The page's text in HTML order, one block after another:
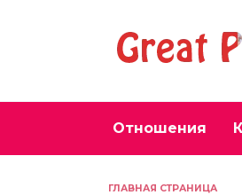
Отношения
ГЛАВНАЯ СТРАНИЦА